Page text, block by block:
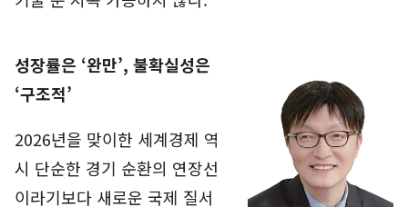
성장률은 ‘완만’, 불확실성은
‘구조적’
2026년을 맞이한 세계경제 역
시 단순한 경기 순환의 연장선
이라기보다 새로운 국제 질서